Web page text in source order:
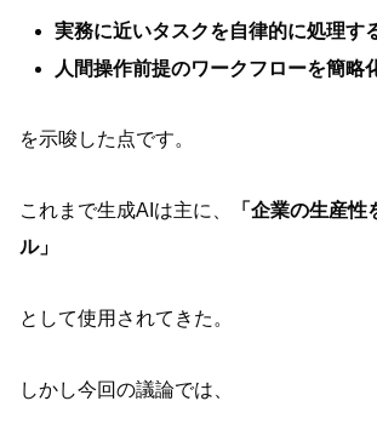
実務に近いタスクを自律的に処理す
人間操作前提のワークフローを簡略
を示唆した点です。
これまで生成AIは主に、
「企業の生産
ル」
として使用されてきた。
しかし今回の議論では、